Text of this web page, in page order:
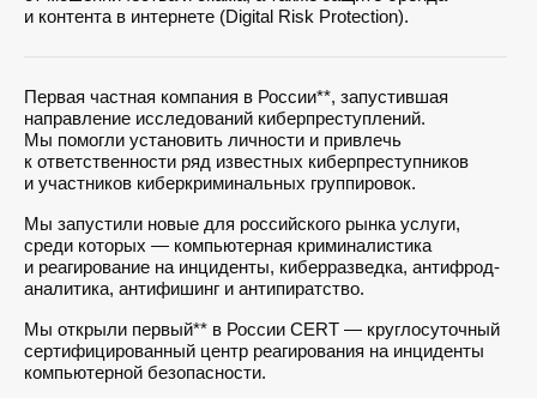
и контента в интернете (Digital Risk Protection).
Первая частная компания в России**, запустившая
направление исследований киберпреступлений.
Мы помогли установить личности и привлечь
к ответственности ряд известных киберпреступников
и участников киберкриминальных группировок.
Мы запустили новые для российского рынка услуги,
среди которых — компьютерная криминалистика
и реагирование на инциденты, киберразведка, антифрод-
аналитика, антифишинг и антипиратство.
Мы открыли первый** в России CERT — круглосуточный
сертифицированный центр реагирования на инциденты
компьютерной безопасности.